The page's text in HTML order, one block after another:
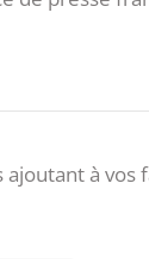
à vos